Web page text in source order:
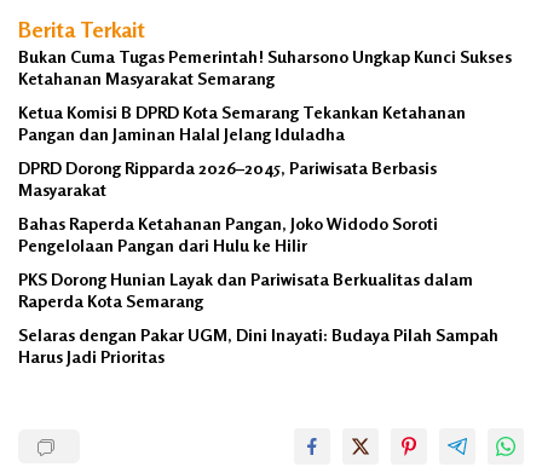
Berita Terkait
Bukan Cuma Tugas Pemerintah! Suharsono Ungkap Kunci Sukses
Ketahanan Masyarakat Semarang
Ketua Komisi B DPRD Kota Semarang Tekankan Ketahanan
Pangan dan Jaminan Halal Jelang Iduladha
DPRD Dorong Ripparda 2026–2045, Pariwisata Berbasis
Masyarakat
Bahas Raperda Ketahanan Pangan, Joko Widodo Soroti
Pengelolaan Pangan dari Hulu ke Hilir
PKS Dorong Hunian Layak dan Pariwisata Berkualitas dalam
Raperda Kota Semarang
Selaras dengan Pakar UGM, Dini Inayati: Budaya Pilah Sampah
Harus Jadi Prioritas
Umar
Dhani